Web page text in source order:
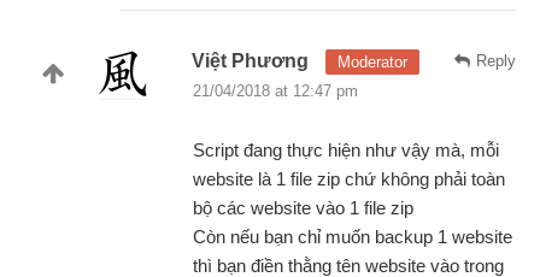
Reply
Việt Phương
Moderator
21/04/2018 at 12:47 pm
Script đang thực hiện như vậy mà, mỗi
website là 1 file zip chứ không phải toàn
bộ các website vào 1 file zip
Còn nếu bạn chỉ muốn backup 1 website
thì bạn điền thằng tên website vào trong